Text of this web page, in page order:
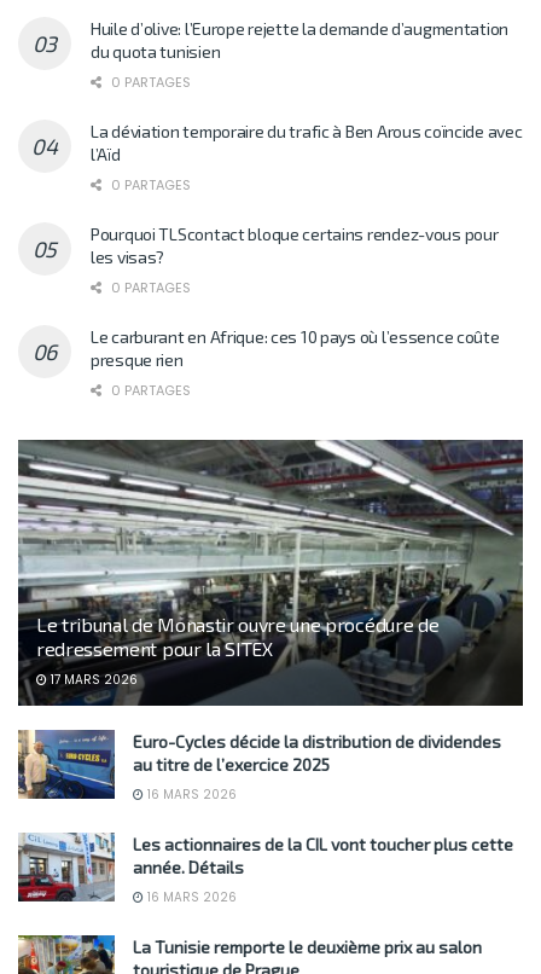
Huile d’olive: l’Europe rejette la demande d’augmentation
du quota tunisien
0 PARTAGES
La déviation temporaire du trafic à Ben Arous coïncide avec
l’Aïd
0 PARTAGES
Pourquoi TLScontact bloque certains rendez-vous pour
les visas?
0 PARTAGES
Le carburant en Afrique: ces 10 pays où l’essence coûte
presque rien
0 PARTAGES
Le tribunal de Monastir ouvre une procédure de
redressement pour la SITEX
17 MARS 2026
Euro-Cycles décide la distribution de dividendes
au titre de l’exercice 2025
16 MARS 2026
Les actionnaires de la CIL vont toucher plus cette
année. Détails
16 MARS 2026
La Tunisie remporte le deuxième prix au salon